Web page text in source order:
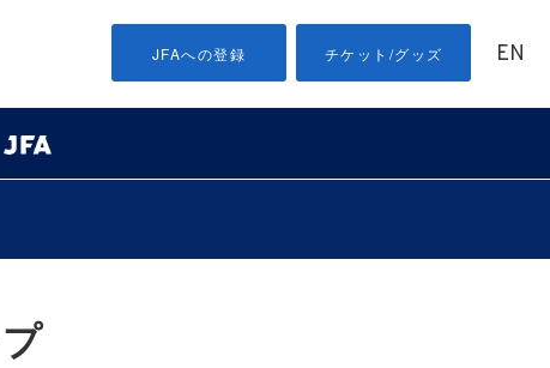
JFAへの登録 チケット/グッズ EN